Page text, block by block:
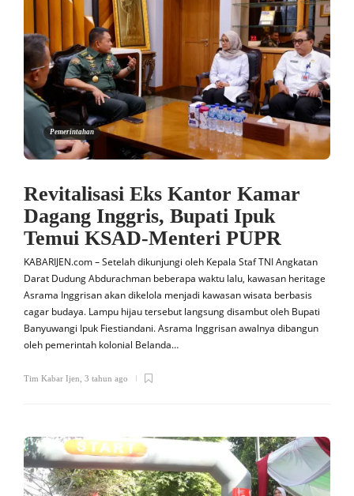
Pemerintahan
Revitalisasi Eks Kantor Kamar
Dagang Inggris, Bupati Ipuk
Temui KSAD-Menteri PUPR
KABARIJEN.com – Setelah dikunjungi oleh Kepala Staf TNI Angkatan
Darat Dudung Abdurachman beberapa waktu lalu, kawasan heritage
Asrama Inggrisan akan dikelola menjadi kawasan wisata berbasis
cagar budaya. Lampu hijau tersebut langsung disambut oleh Bupati
Banyuwangi Ipuk Fiestiandani. Asrama Inggrisan awalnya dibangun
oleh pemerintah kolonial Belanda…
Tim Kabar Ijen, 3 tahun ago